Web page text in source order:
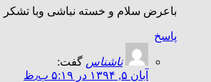
باعرض سلام و خسته نباشی وبا تشکر
پاسخ
ناشناس گفت:
آبان ۵, ۱۳۹۴ در ۵:۱۹ ب٫ظ